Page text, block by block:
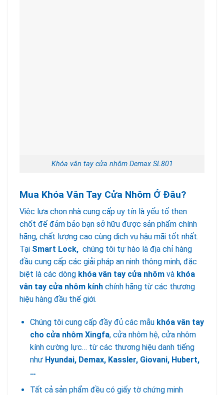
Khóa vân tay cửa nhôm Demax SL801
Mua Khóa Vân Tay Cửa Nhôm Ở Đâu?
Việc lựa chọn nhà cung cấp uy tín là yếu tố then
chốt để đảm bảo bạn sở hữu được sản phẩm chính
hãng, chất lượng cao cùng dịch vụ hậu mãi tốt nhất.
Tại Smart Lock, chúng tôi tự hào là địa chỉ hàng
đầu cung cấp các giải pháp an ninh thông minh, đặc
biệt là các dòng khóa vân tay cửa nhôm và khóa
vân tay cửa nhôm kính chính hãng từ các thương
hiệu hàng đầu thế giới.
Chúng tôi cung cấp đầy đủ các mẫu khóa vân tay
cho cửa nhôm Xingfa, cửa nhôm hệ, cửa nhôm
kính cường lực… từ các thương hiệu danh tiếng
như Hyundai, Demax, Kassler, Giovani, Hubert,
…
Tất cả sản phẩm đều có giấy tờ chứng minh